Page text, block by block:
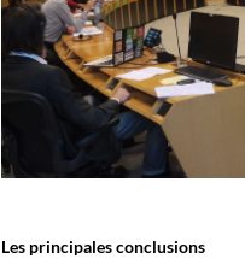
Les principales conclusions